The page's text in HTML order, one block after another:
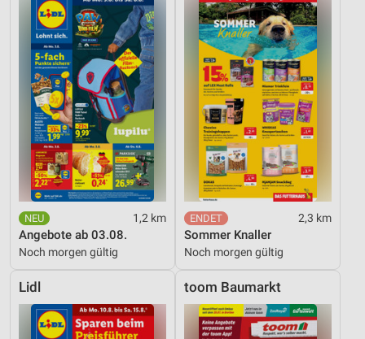
1,2 km
Angebote ab 03.08.
Noch morgen gültig
2,3 km
Sommer Knaller
Noch morgen gültig
Lidl toom Baumarkt